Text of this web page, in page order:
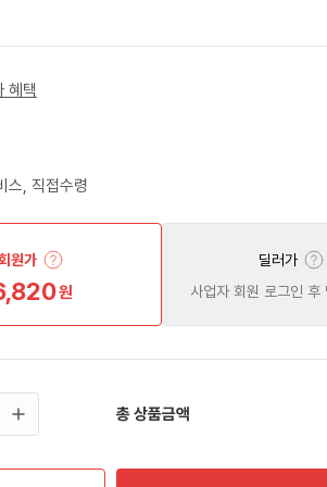
혜택
스, 직접수령
원가
원
딜러가
사업자 회원 로그인 후
총 상품금액